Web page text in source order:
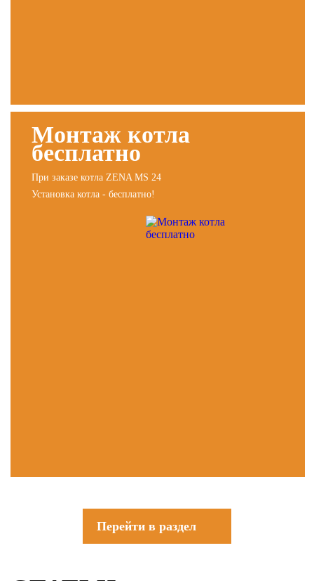
Монтаж котла
бесплатно
При заказе котла ZENA MS 24
Установка котла - бесплатно!
Перейти в раздел